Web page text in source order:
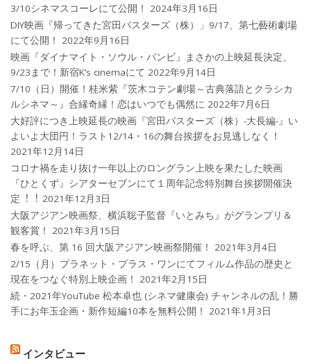
3/10シネマスコーレにて公開！
2024年3月16日
DIY映画『帰ってきた宮田バスターズ（株）」9/17、第七藝術劇場
にて公開！
2022年9月16日
映画『ダイナマイト・ソウル・バンビ』まさかの上映延長決定、
9/23まで！新宿K’s cinemaにて 2022年9月14日
7/10（日）開催！桂米紫『茨木コテン劇場～古典落語とクラシカ
ルシネマ～』合縁奇縁！恋はいつでも偶然に 2022年7月6日
大好評につき上映延長の映画『宮田バスターズ（株）-大長編-』い
よいよ大団円！ラスト12/14・16の舞台挨拶をお見逃しなく！
2021年12月14日
コロナ禍を⾛り抜け⼀年以上のロングラン上映を果たした映画
『ひとくず』シアターセブンにて１周年記念特別舞台挨拶開催決
定︕︕ 2021年12月3日
大阪アジアン映画祭、横浜聡子監督『いとみち』がグランプリ＆
観客賞！
2021年3月15日
春を呼ぶ、第 16 回大阪アジアン映画祭開催！
2021年3月4日
2/15（月）プラネット・プラス・ワンにてフィルム作品の歴史と
現在をつなぐ特別上映企画！
2021年2月15日
続・2021年YouTube 松本卓也 (シネマ健康会) チャンネルの乱！勝
手にお年玉企画・新作短編10本を無料公開！
2021年1月3日
インタビュー